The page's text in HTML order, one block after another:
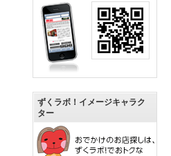
ずくラボ！イメージキャラク
ター